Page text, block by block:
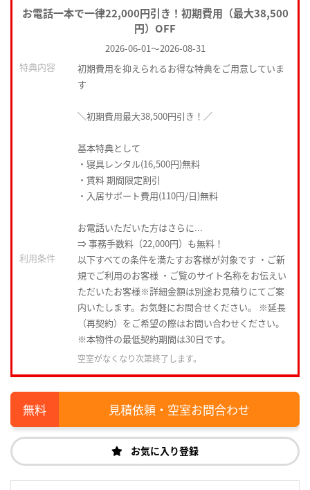
お電話一本で一律22,000円引き！初期費用（最大38,500
円）OFF
2026-06-01～2026-08-31
特典内容
初期費用を抑えられるお得な特典をご用意していま
す
＼初期費用最大38,500円引き！／
基本特典として
・寝具レンタル(16,500円)無料
・賃料 期間限定割引
・入居サポート費用(110円/日)無料
お電話いただいた方はさらに...
⇒ 事務手数料（22,000円）も無料！
利用条件
以下すべての条件を満たすお客様が対象です ・ご新
規でご利用のお客様 ・ご覧のサイト名称をお伝えい
ただいたお客様※詳細金額は別途お見積りにてご案
内いたします。お気軽にお問合せください。 ※延長
（再契約）をご希望の際はお問い合わせください。
※本物件の最低契約期間は30日です。
空室がなくなり次第終了します。
見積依頼・空室お問合わせ
お気に入り登録